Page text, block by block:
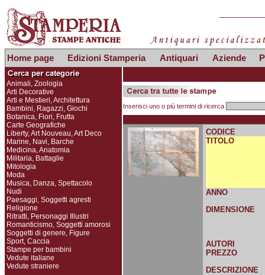
Home page Edizioni Stamperia Antiquari Aziende
Animali, Zoologia
Arti Decorative
Arti e Mestieri, Architettura
Bambini, Ragazzi, Giochi
Botanica, Fiori, Frutta
Carte Geografiche
Liberty, Art Nouveau, Art Deco
Marine, Navi, Barche
Medicina, Anatomia
Militaria, Battaglie
Mitologia
Moda
Musica, Danza, Spettacolo
Nudi
Paesaggi, Soggetti agresti
Religione
Ritratti, Personaggi Illustri
Romanticismo, Soggetti amorosi
Soggetti di genere, Figure
Sport, Caccia
Stampe per bambini
Vedute italiane
Vedute straniere
Inserisci uno o più termini di ricerca
CODICE
TITOLO
ANNO
DIMENSIONE
AUTORI
PREZZO
DESCRIZIONE